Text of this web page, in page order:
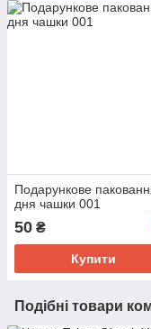
Подарункове
дня чашки 001
50 ₴
Купити
Подібні товари